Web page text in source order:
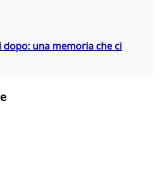
una memoria che ci